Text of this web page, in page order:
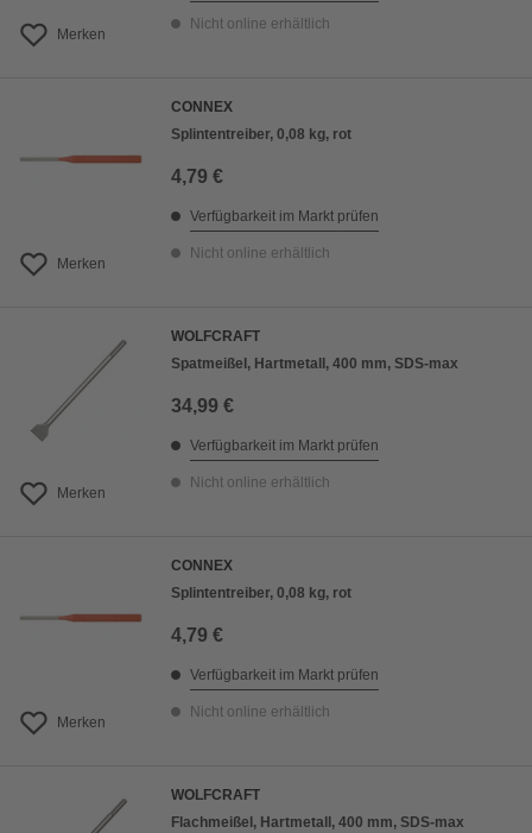
Merken
Nicht online erhältlich
Merken
CONNEX
Splintentreiber, 0,08 kg, rot
4,79 €
Verfügbarkeit im Markt prüfen
Nicht online erhältlich
Merken
WOLFCRAFT
Spatmeißel, Hartmetall, 400 mm, SDS-max
34,99 €
Verfügbarkeit im Markt prüfen
Nicht online erhältlich
Merken
CONNEX
Splintentreiber, 0,08 kg, rot
4,79 €
Verfügbarkeit im Markt prüfen
Nicht online erhältlich
WOLFCRAFT
Flachmeißel, Hartmetall, 400 mm, SDS-max